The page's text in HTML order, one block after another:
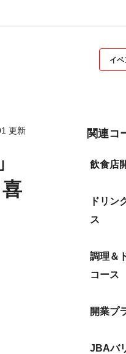
イ
更新 関連コ
飲食店
ドリン
ス
調理＆
コース
開業プ
JBAバ